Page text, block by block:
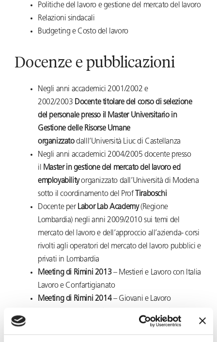
Politiche del lavoro e gestione del mercato del lavoro
Relazioni sindacali
Budgeting e Costo del lavoro
Docenze e pubblicazioni
Negli anni accademici 2001/2002 e
2002/2003 Docente titolare del corso di selezione
del personale presso il Master Universitario in
Gestione delle Risorse Umane
organizzatodalll’Università Liuc di Castellanza
Negli anni accademici 2004/2005 docente presso
il
Master in gestione del mercato del lavoro ed
employabilityorganizzato dall’Università di Modena
sotto il coordinamento del Prof
Tiraboschi
Docente per Labor Lab Academy(Regione
Lombardia) negli anni 2009/2010 sui temi del
mercato del lavoro e dell’approccio all’azienda- corsi
rivolti agli operatori del mercato del lavoro pubblici e
privati in Lombardia
Meeting di Rimini 2013– Mestieri e Lavoro con Italia
Lavoro e Confartigianato
Meeting di Rimini 2014– Giovani e Lavoro
Piemonte al lavoro e formazione professionale